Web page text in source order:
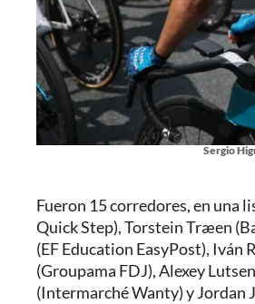
Sergio
Fueron 15 corredores, en una
Quick Step), Torstein Træen
(EF Education EasyPost),
(Groupama FDJ), Alexey
(Intermarché Wanty) y Jordan